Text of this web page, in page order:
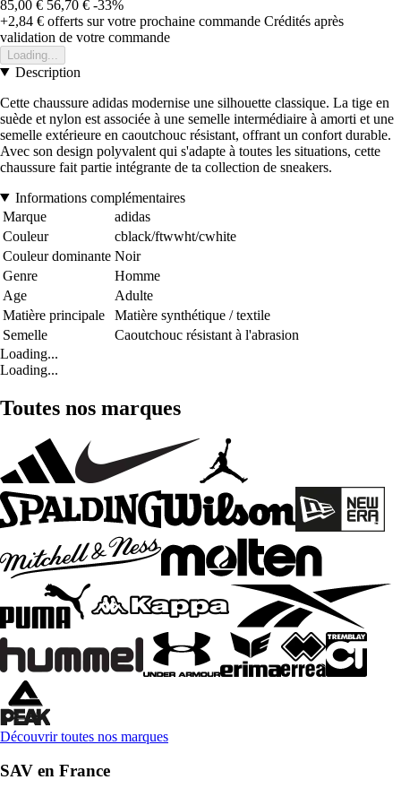
85,00 € 56,70 € -33%
+2,84 € offerts sur votre prochaine commande Crédités après
validation de votre commande
Loading...
Description
Cette chaussure adidas modernise une silhouette classique. La tige en
suède et nylon est associée à une semelle intermédiaire à amorti et une
semelle extérieure en caoutchouc résistant, offrant un confort durable.
Avec son design polyvalent qui s'adapte à toutes les situations, cette
chaussure fait partie intégrante de ta collection de sneakers.
Informations complémentaires
Marque
adidas
Couleur
cblack/ftwwht/cwhite
Couleur dominante Noir
Genre
Homme
Age
Adulte
Matière principale
Matière synthétique / textile
Semelle
Caoutchouc résistant à l'abrasion
Loading...
Loading...
Toutes nos marques
Découvrir toutes nos marques
SAV en France